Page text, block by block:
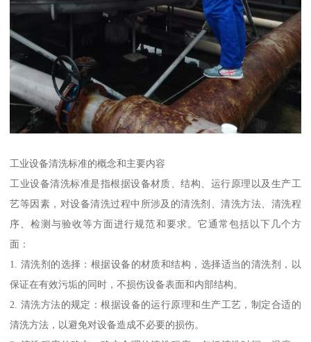
工业设备清洗标准的概念和主要内容
工业设备清洗标准是指根据设备材质、结构、运行原理以及生产工
艺等因素，对设备清洗过程中所涉及的清洗剂、清洗方法、清洗程
序、检测与验收等方面进行规范和要求。它通常包括以下几个方
面：
1. 清洗剂的选择：根据设备的材质和结构，选择适当的清洗剂，以
保证在有效污垢的同时，不损伤设备表面和内部结构。
2. 清洗方法的规定：根据设备的运行原理和生产工艺，制定合适的
清洗方法，以避免对设备造成不必要的损伤。